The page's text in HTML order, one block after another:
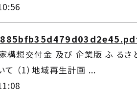
構想交付金 及び 企業版 ふ るさ
（1）地域再生計画 ...